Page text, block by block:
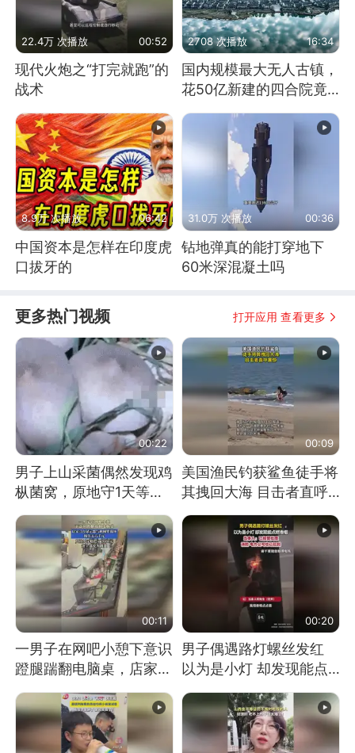
22.4万 次播放 00:52
现代火炮之“打完就跑”的
战术
2708 次播放 16:34
国内规模最大无人古镇，
花50亿新建的四合院竟
8.9万 次播放 06:42
中国资本是怎样在印度虎
口拔牙的
31.0万 次播放 00:36
钻地弹真的能打穿地下
60米深混凝土吗
更多热门视频 打开应用 查看更多
00:22
男子上山采菌偶然发现鸡
枞菌窝，原地守1天等它
长大：挖了140多朵
00:09
美国渔民钓获鲨鱼徒手将
其拽回大海 目击者直呼
震惊 （视频来源：参考
消息）
00:11
一男子在网吧小憩下意识
蹬腿踹翻电脑桌，店家3
台显示器与机械臂损坏
00:20
男子偶遇路灯螺丝发红
以为是小灯 却发现能点
燃香烟 当事人：已报警
处理